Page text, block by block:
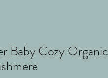
Baby Cozy Organic